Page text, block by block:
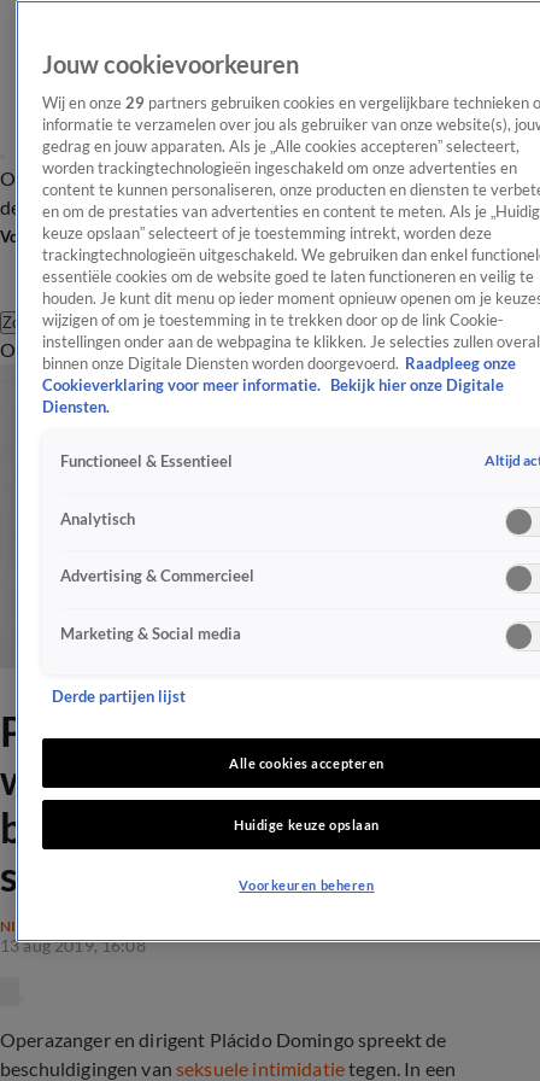
OverzichtAfleveringen Entertainment TV Algemeen
Tip
de redactieNieuwsbrief
Volg Shownieuws
Zoeken
OverzichtEntertainmentSpraakmakendRealityCrimeVideo's
Plácido Domingo
weerspreekt
beschuldigingen van
seksueel misbruik
NIEUWS
13 aug 2019, 16:08
Operazanger en dirigent Plácido Domingo spreekt de
beschuldigingen vanseksuele intimidatietegen. In een
Jouw cookievoorkeuren
Wij en onze 29 partners gebruiken cookies en vergelijkbare technieken
informatie te verzamelen over jou als gebruiker van onze website(s),
gedrag en jouw apparaten. Als je „Alle cookies accepteren” selecteert,
worden trackingtechnologieën ingeschakeld om onze advertenties en
content te kunnen personaliseren, onze producten en diensten te
en om de prestaties van advertenties en content te meten. Als je
keuze opslaan” selecteert of je toestemming intrekt, worden deze
trackingtechnologieën uitgeschakeld. We gebruiken dan enkel
essentiële cookies om de website goed te laten functioneren en veilig te
houden. Je kunt dit menu op ieder moment opnieuw openen om je
wijzigen of om je toestemming in te trekken door op de link Cookie-
instellingen onder aan de webpagina te klikken. Je selecties zullen overal
binnen onze Digitale Diensten worden doorgevoerd. Raadpleeg onze
Cookieverklaring voor meer informatie.
Bekijk hier onze Digitale
Diensten.
Functioneel & Essentieel Altijd
Analytisch
Advertising & Commercieel
Marketing & Social media
Derde partijen lijst
Alle cookies accepteren
Huidige keuze opslaan
Voorkeuren beheren